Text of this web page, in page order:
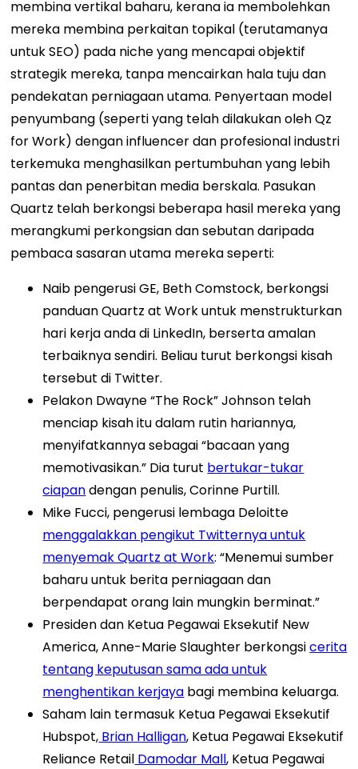
membina vertikal baharu, kerana ia membolehkan
mereka membina perkaitan topikal (terutamanya
untuk SEO) pada niche yang mencapai objektif
strategik mereka, tanpa mencairkan hala tuju dan
pendekatan perniagaan utama. Penyertaan model
penyumbang (seperti yang telah dilakukan oleh Qz
for Work) dengan influencer dan profesional industri
terkemuka menghasilkan pertumbuhan yang lebih
pantas dan penerbitan media berskala. Pasukan
Quartz telah berkongsi beberapa hasil mereka yang
merangkumi perkongsian dan sebutan daripada
pembaca sasaran utama mereka seperti:
Naib pengerusi GE, Beth Comstock, berkongsi
panduan Quartz at Workuntuk menstrukturkan
hari kerja anda di LinkedIn, berserta amalan
terbaiknya sendiri. Beliau turut berkongsi kisah
tersebut di Twitter.
Pelakon Dwayne “The Rock” Johnson telah
menciap kisah itu dalam rutin hariannya,
menyifatkannya sebagai “bacaan yang
memotivasikan.” Dia turut bertukar-tukar
ciapandengan penulis, Corinne Purtill.
Mike Fucci, pengerusi lembaga Deloitte
menggalakkan pengikut Twitternya untuk
menyemak Quartz at Work: “Menemui sumber
baharu untuk berita perniagaan dan
berpendapat orang lain mungkin berminat.”
Presiden dan Ketua Pegawai Eksekutif New
America, Anne-Marie Slaughter berkongsicerita
tentang keputusan sama ada untuk
menghentikan kerjaya bagi membina keluarga.
Saham lain termasuk Ketua Pegawai Eksekutif
Hubspot, Brian Halligan, Ketua Pegawai Eksekutif
Reliance Retail Damodar Mall, Ketua Pegawai